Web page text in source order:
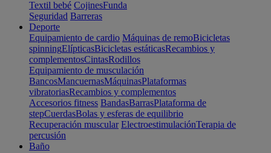
Textil bebé CojinesFunda
Seguridad Barreras
Deporte
Equipamiento de cardio Máquinas de remoBicicletas
spinningElípticasBicicletas estáticasRecambios y
complementosCintasRodillos
Equipamiento de musculación
BancosMancuernasMáquinasPlataformas
vibratoriasRecambios y complementos
Accesorios fitness BandasBarrasPlataforma de
stepCuerdasBolas y esferas de equilibrio
Recuperación muscular ElectroestimulaciónTerapia de
percusión
Baño